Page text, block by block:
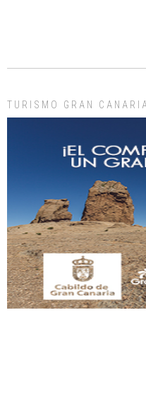
días, ella incluida...
Gato manso encontrado
Este gato macho ha aparecido en la
manso y extremadamente cari...
Leales.org » Gran Canaria | 9.7.2025
TURISMO GRAN